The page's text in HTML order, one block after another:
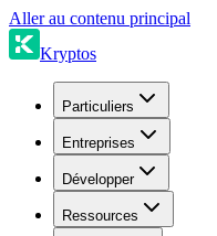
Aller au contenu principal
Kryptos
Particuliers
Entreprises
Développer
Ressources